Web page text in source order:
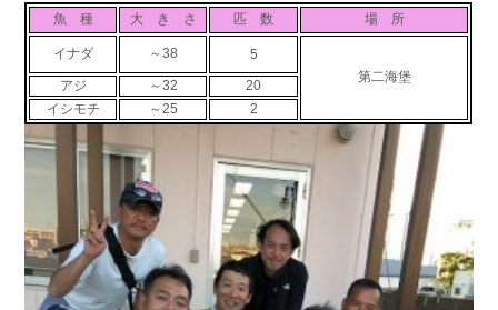
店舗情報 公式ブログ
お問い合わせ
Contact us Company
採用情報
Recruit
リンク集
Link
魚 種 大 き さ 匹 数 場 所
イナダ ～38
5
第二海堡
アジ ～32
20
イシモチ
～25 2